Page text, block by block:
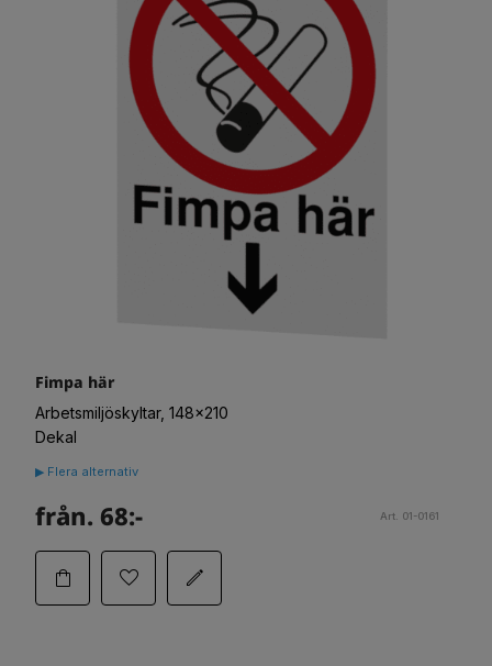
Fimpa här
Arbetsmiljöskyltar, 148x210
Dekal
▶ Flera alternativ
från. 68:- Art. 01-0161